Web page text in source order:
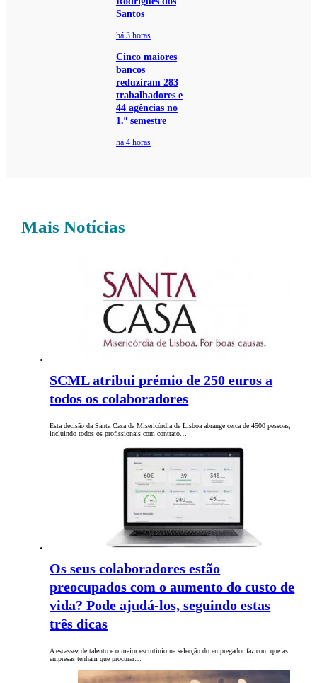
Santos
há 3 horas
Cinco maiores
bancos
reduziram 283
trabalhadores e
44 agências no
1.º semestre
há 4 horas
Mais Notícias
SCML atribui prémio de 250 euros a
todos os colaboradores
Esta decisão da Santa Casa da Misericórdia de Lisboa abrange cerca de 4500 pessoas,
incluindo todos os profissionais com contrato…
Os seus colaboradores estão
preocupados com o aumento do custo de
vida? Pode ajudá-los, seguindo estas
três dicas
A escassez de talento e o maior escrutínio na selecção do empregador faz com que as
empresas tenham que procurar…